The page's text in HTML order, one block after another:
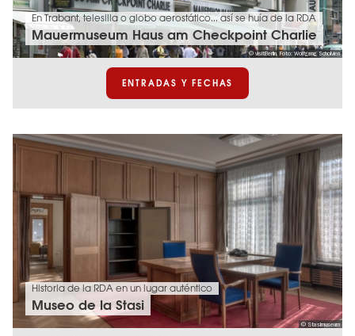
© visitBerlin, Foto: Wolfgang Scholvien
En Trabant, telesilla o globo aerostático... así se huía de la RDA
Mauermuseum Haus am Checkpoint Charlie
ENTRADAS Y FECHAS
© Stasimuseum
Historia de la RDA en un lugar auténtico
Museo de la Stasi